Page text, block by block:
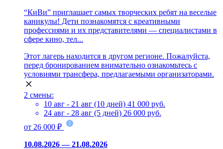
“КиВи” приглашает самых творческих ребят на веселые
каникулы! Дети познакомятся с креативными
профессиями и их представителями — специалистами в
сфере кино, тел...
Этот лагерь находится в другом регионе. Пожалуйста,
перед бронированием внимательно ознакомьтесь с
условиями трансфера, предлагаемыми организаторами.
2 смены:
10 авг - 21 авг (10 дней) 41 000 руб.
24 авг - 28 авг (5 дней) 26 000 руб.
от 26 000 ₽
10.08.2026 — 21.08.2026